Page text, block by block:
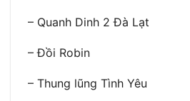
– Quanh Dinh 2 Đà Lạt
– Đồi Robin
– Thung lũng Tình Yêu